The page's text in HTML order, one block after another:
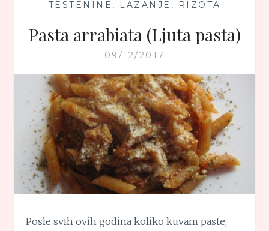
— TESTENINE, LAZANJE, RIZOTA —
Pasta arrabiata (Ljuta pasta)
09/12/2017
Posle svih ovih godina koliko kuvam paste,